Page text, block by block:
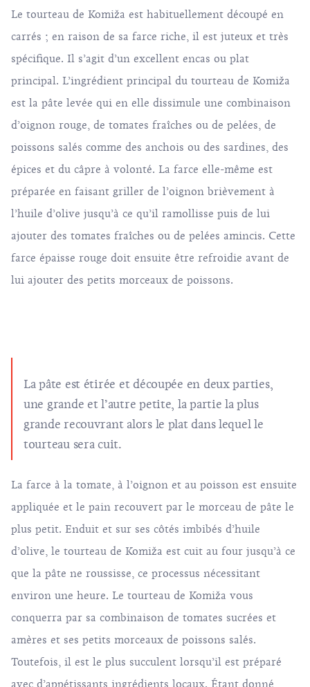
Le tourteau de Komiža est habituellement découpé en
carrés ; en raison de sa farce riche, il est juteux et très
spécifique. Il s’agit d’un excellent encas ou plat
principal. L’ingrédient principal du tourteau de Komiža
est la pâte levée qui en elle dissimule une combinaison
d’oignon rouge, de tomates fraîches ou de pelées, de
poissons salés comme des anchois ou des sardines, des
épices et du câpre à volonté. La farce elle-même est
préparée en faisant griller de l’oignon brièvement à
l’huile d’olive jusqu’à ce qu’il ramollisse puis de lui
ajouter des tomates fraîches ou de pelées amincis. Cette
farce épaisse rouge doit ensuite être refroidie avant de
lui ajouter des petits morceaux de poissons.
La pâte est étirée et découpée en deux parties,
une grande et l’autre petite, la partie la plus
grande recouvrant alors le plat dans lequel le
tourteau sera cuit.
La farce à la tomate, à l’oignon et au poisson est ensuite
appliquée et le pain recouvert par le morceau de pâte le
plus petit. Enduit et sur ses côtés imbibés d’huile
d’olive, le tourteau de Komiža est cuit au four jusqu’à ce
que la pâte ne roussisse, ce processus nécessitant
environ une heure. Le tourteau de Komiža vous
conquerra par sa combinaison de tomates sucrées et
amères et ses petits morceaux de poissons salés.
Toutefois, il est le plus succulent lorsqu’il est préparé
avec d’appétissants ingrédients locaux. Étant donné